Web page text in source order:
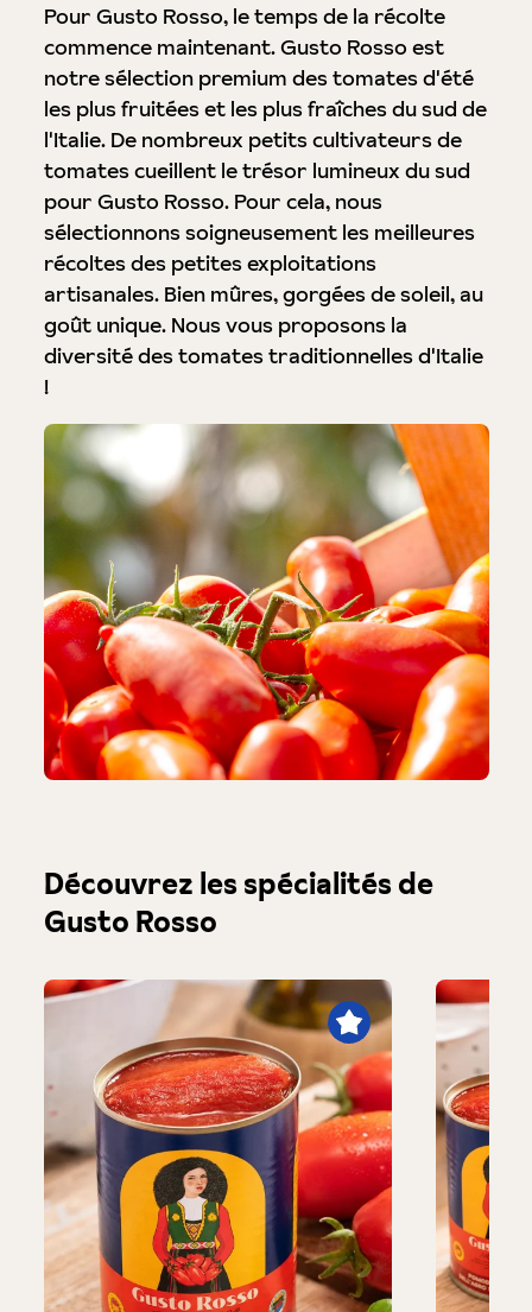
Pour Gusto Rosso, le temps de la récolte
commence maintenant. Gusto Rosso est
notre sélection premium des tomates d'été
les plus fruitées et les plus fraîches du sud de
l'Italie. De nombreux petits cultivateurs de
tomates cueillent le trésor lumineux du sud
pour Gusto Rosso. Pour cela, nous
sélectionnons soigneusement les meilleures
récoltes des petites exploitations
artisanales. Bien mûres, gorgées de soleil, au
goût unique. Nous vous proposons la
diversité des tomates traditionnelles d'Italie
!
Produktgalerie überspringen
Découvrez les spécialités de
Gusto Rosso